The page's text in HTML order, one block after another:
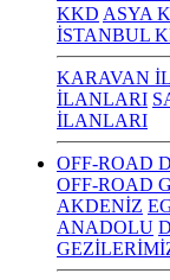
KKD ASYA
İSTANBUL
KARAVAN
İLANLARI
İLANLARI
OFF-ROAD
OFF-ROAD
AKDENİZ
ANADOLU